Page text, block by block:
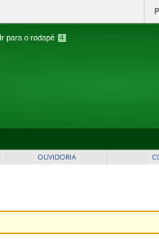
Ir para o rodapé 4
OUVIDORIA